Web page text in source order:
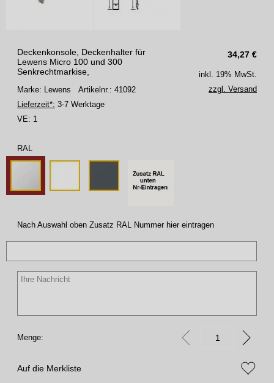
34,27 €
Deckenkonsole, Deckenhalter für
Lewens Micro 100 und 300
Senkrechtmarkise,
Marke: Lewens Artikelnr.: 41092
Lieferzeit*: 3-7 Werktage
VE: 1
inkl. 19% MwSt.
zzgl. Versand
RAL
Nach Auswahl oben Zusatz RAL Nummer hier eintragen
Menge:
Auf die Merkliste